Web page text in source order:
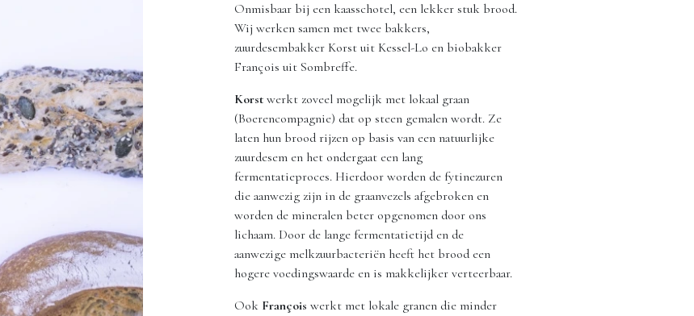
Onmisbaar bij een kaasschotel, een lekker stuk brood.
Wij werken samen met twee bakkers,
zuurdesembakker Korst uit Kessel-Lo en biobakker
François uit Sombreffe.
Korst werkt zoveel mogelijk met lokaal graan
(Boerencompagnie) dat op steen gemalen wordt. Ze
laten hun brood rijzen op basis van een natuurlijke
zuurdesem en het ondergaat een lang
fermentatieproces. Hierdoor worden de fytinezuren
die aanwezig zijn in de graanvezels afgebroken en
worden de mineralen beter opgenomen door ons
lichaam. Door de lange fermentatietijd en de
aanwezige melkzuurbacteriën heeft het brood een
hogere voedingswaarde en is makkelijker verteerbaar.
Ook François werkt met lokale granen die minder